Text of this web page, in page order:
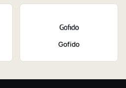
Gofido